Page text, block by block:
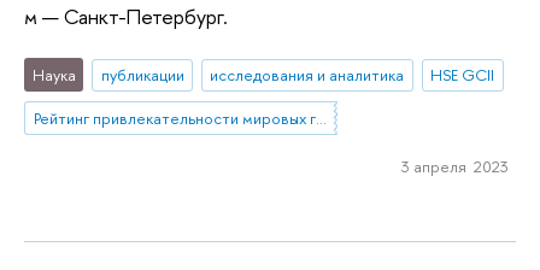
м — Санкт-Петербург.
Наука публикации исследования и аналитика
HSE GCII
Рейтинг привлекательности мировых городов
3 апреля 2023